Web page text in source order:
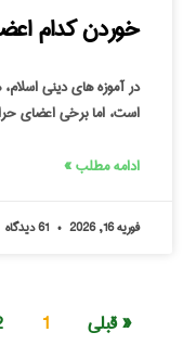
خوردن کدام
در آموزه‌ های دینی
است، اما برخی اعضای
ادامه مطلب »
فوریه 16, 2026
« قبلی 1